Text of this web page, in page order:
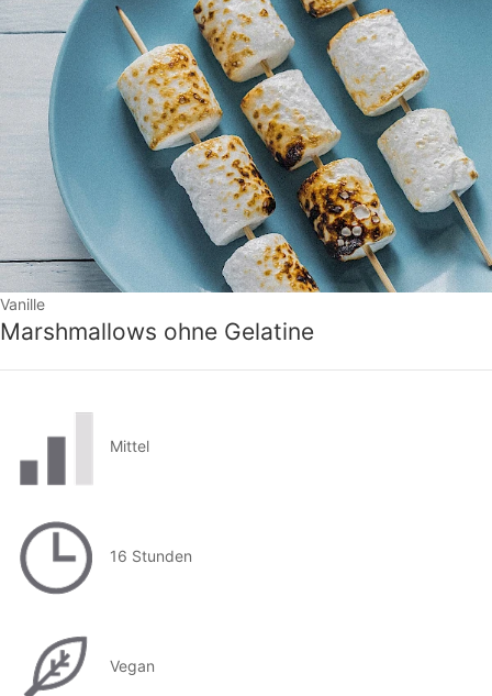
Vanille
Marshmallows ohne Gelatine
Mittel
16 Stunden
Vegan